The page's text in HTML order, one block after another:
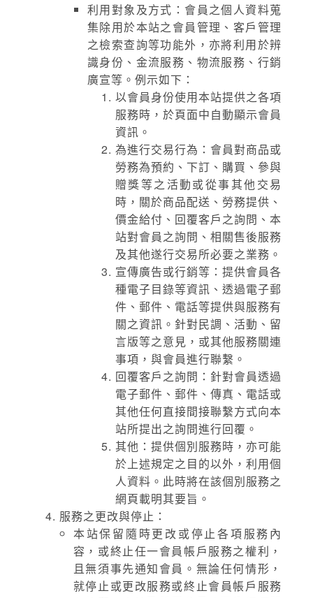
利用對象及方式：會員之個人資料蒐
集除用於本站之會員管理、客戶管理
之檢索查詢等功能外，亦將利用於辨
識身份、金流服務、物流服務、行銷
廣宣等。例示如下：
以會員身份使用本站提供之各項
服務時，於頁面中自動顯示會員
資訊。
為進行交易行為：會員對商品或
勞務為預約、下訂、購買、參與
贈獎等之活動或從事其他交易
時，關於商品配送、勞務提供、
價金給付、回覆客戶之詢問、本
站對會員之詢問、相關售後服務
及其他遂行交易所必要之業務。
宣傳廣告或行銷等：提供會員各
種電子目錄等資訊、透過電子郵
件、郵件、電話等提供與服務有
關之資訊。針對民調、活動、留
言版等之意見，或其他服務關連
事項，與會員進行聯繫。
回覆客戶之詢問：針對會員透過
電子郵件、郵件、傳真、電話或
其他任何直接間接聯繫方式向本
站所提出之詢問進行回覆。
其他：提供個別服務時，亦可能
於上述規定之目的以外，利用個
人資料。此時將在該個別服務之
網頁載明其要旨。
服務之更改與停止：
本站保留隨時更改或停止各項服務內
容，或終止任一會員帳戶服務之權利，
且無須事先通知會員。無論任何情形，
就停止或更改服務或終止會員帳戶服務